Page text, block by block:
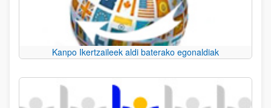
Kanpo Ikertzaileek aldi baterako egonaldiak